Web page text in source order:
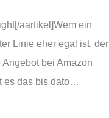
aartikel]Wem ein
Linie eher egal ist, der
bei Amazon
es das bis dato…